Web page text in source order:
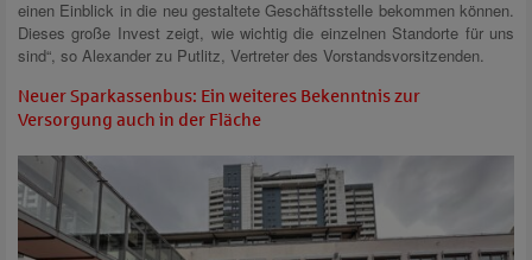
einen Einblick in die neu gestaltete Geschäftsstelle bekommen können.
Dieses große Invest zeigt, wie wichtig die einzelnen Standorte für uns
sind“, so Alexander zu Putlitz, Vertreter des Vorstandsvorsitzenden.
Neuer Sparkassenbus: Ein weiteres Bekenntnis zur
Versorgung auch in der Fläche